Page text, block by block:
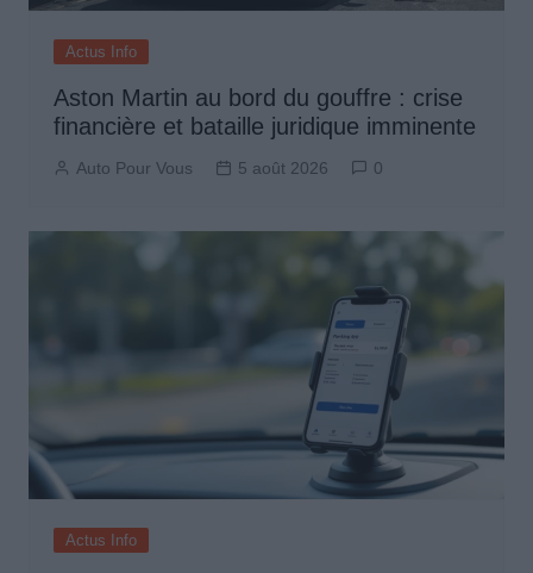
Actus Info
Aston Martin au bord du gouffre : crise
financière et bataille juridique imminente
Auto Pour Vous 5 août 2026 0
Actus Info